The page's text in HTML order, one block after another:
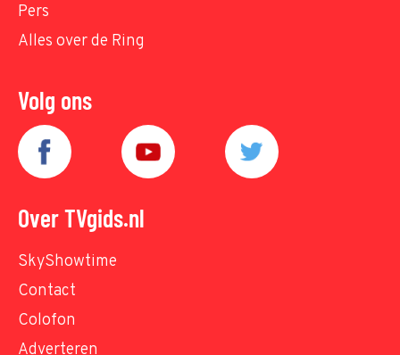
Pers
Alles over de Ring
Volg ons
Over TVgids.nl
SkyShowtime
Contact
Colofon
Adverteren